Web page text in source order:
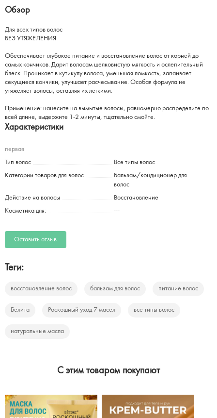
Обзор
Для всех типов волос
БЕЗ УТЯЖЕЛЕНИЯ
Обеспечивает глубокое питание и восстановление волос от корней до
самых кончиков. Дарит волосам шелковистую мягкость и ослепительный
блеск. Проникает в кутикулу волоса, уменьшая ломкость, запаивает
секущиеся кончики, улучшает расчесывание. Особая формула не
утяжеляет волосы, оставляя их легкими.
Применение: нанесите на вымытые волосы, равномерно распределите по
всей длине, выдержите 1-2 минуты, тщательно смойте.
Характеристики
первая
Тип волос Все типы волос
Категории товаров для волос
Бальзам/кондиционер для
волос
Действие на волосы Восстановление
Косметика для: ---
Оставить отзыв
Теги:
восстановление волос бальзам для волос питание волос
Белита Роскошный уход 7 масел все типы волос
натуральные масла
C этим товаром покупают